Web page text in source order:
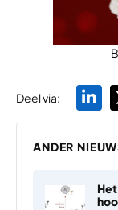
Deel via:
ANDER